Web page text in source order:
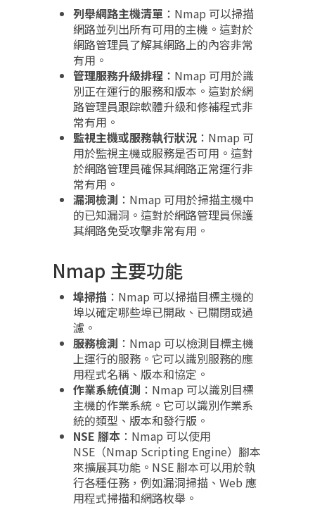
列舉網路主機清單 ：Nmap 可以掃描
網路並列出所有可用的主機。這對於
網路管理員了解其網路上的內容非常
有用。
管理服務升級排程 ：Nmap 可用於識
別正在運行的服務和版本。這對於網
路管理員跟踪軟體升級和修補程式非
常有用。
監視主機或服務執行狀況 ：Nmap 可
用於監視主機或服務是否可用。這對
於網路管理員確保其網路正常運行非
常有用。
漏洞檢測 ：Nmap 可用於掃描主機中
的已知漏洞。這對於網路管理員保護
其網路免受攻擊非常有用。
Nmap 主要功能
埠掃描 ：Nmap 可以掃描目標主機的
埠以確定哪些埠已開啟、已關閉或過
濾。
服務檢測 ：Nmap 可以檢測目標主機
上運行的服務。它可以識別服務的應
用程式名稱、版本和協定。
作業系統偵測 ：Nmap 可以識別目標
主機的作業系統。它可以識別作業系
統的類型、版本和發行版。
NSE 腳本 ：Nmap 可以使用
NSE（Nmap Scripting Engine）腳本
來擴展其功能。NSE 腳本可以用於執
行各種任務，例如漏洞掃描、Web 應
用程式掃描和網路枚舉。